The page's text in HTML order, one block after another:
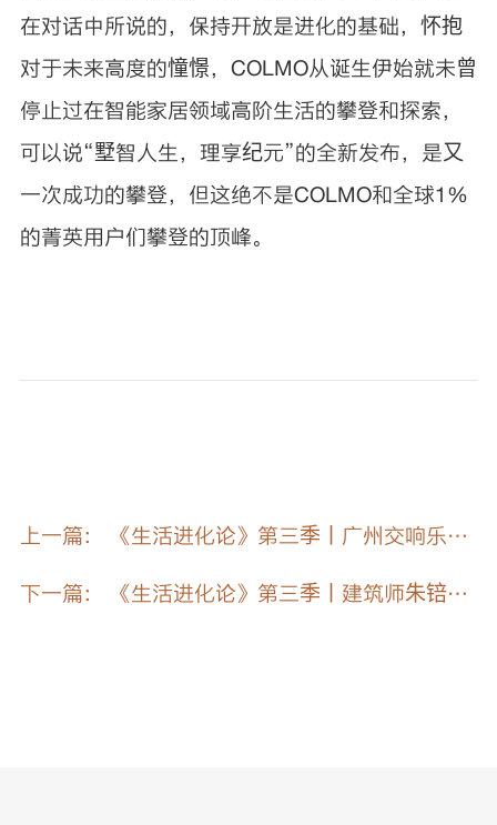
在对话中所说的，保持开放是进化的基础，怀抱
对于未来高度的憧憬，COLMO从诞生伊始就未曾
停止过在智能家居领域高阶生活的攀登和探索，
可以说“墅智人生，理享纪元”的全新发布，是又
一次成功的攀登，但这绝不是COLMO和全球1%
的菁英用户们攀登的顶峰。
上一篇： 《生活进化论》第三季丨广州交响乐团
下一篇： 《生活进化论》第三季丨建筑师朱锫：